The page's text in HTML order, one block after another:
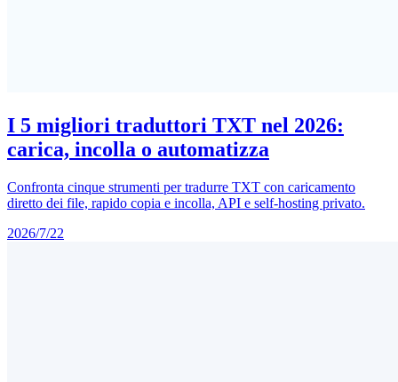
I 5 migliori traduttori TXT nel 2026:
carica, incolla o automatizza
Confronta cinque strumenti per tradurre TXT con caricamento
diretto dei file, rapido copia e incolla, API e self-hosting privato.
2026/7/22